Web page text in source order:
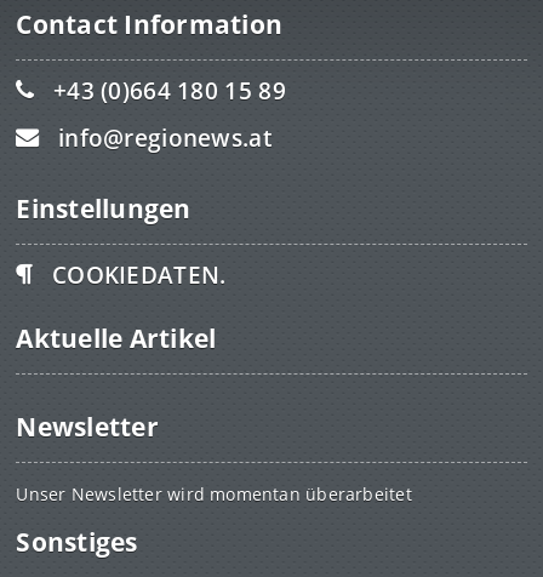
Contact Information
+43 (0)664 180 15 89
info@regionews.at
Einstellungen
COOKIEDATEN.
Aktuelle Artikel
Newsletter
Unser Newsletter wird momentan überarbeitet
Sonstiges